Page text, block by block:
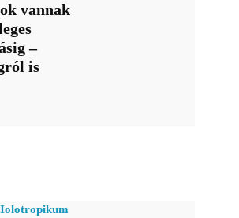
vannak
–
is